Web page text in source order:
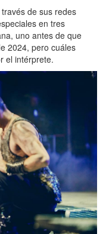
de sus redes
en tres
uno antes de que
2024, pero cuáles
el intérprete.